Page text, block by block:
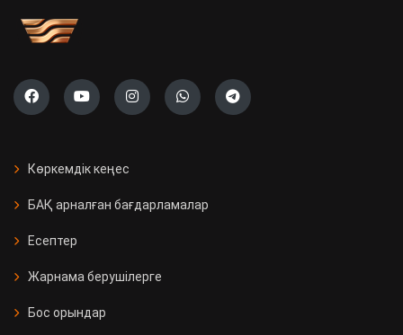
Көркемдік кеңес
БАҚ арналған бағдарламалар
Есептер
Жарнама берушілерге
Бос орындар